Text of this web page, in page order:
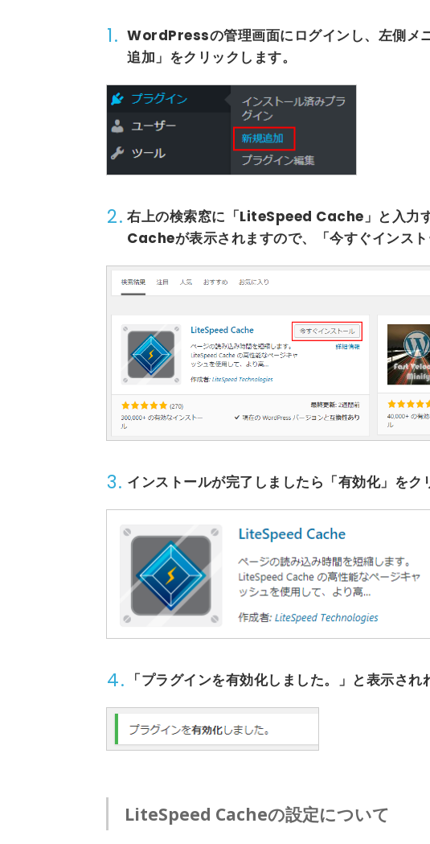
1. WordPressの管理画面にログインし、左側メ
追加」 をクリックします。
2. 右上の検索窓に 「LiteSpeed Cache」 と入力
Cacheが表示されますので、 「今すぐインスト
3. インストールが完了しましたら 「有効化」 をク
4. 「プラグインを有効化しました。」 と表示され
LiteSpeed Cacheの設定について